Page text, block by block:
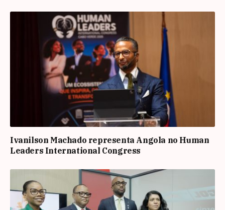
Ivanilson Machado representa Angola no Human
Leaders International Congress